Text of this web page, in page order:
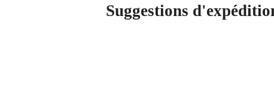
Suggestions